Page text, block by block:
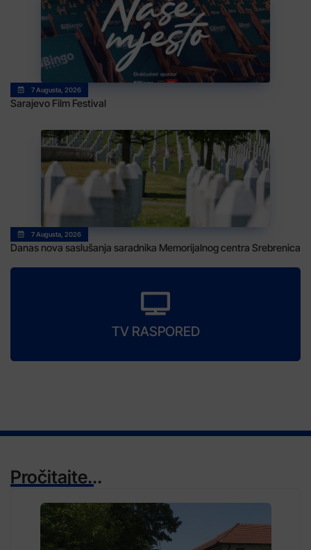
7 Augusta, 2026
Sarajevo Film Festival
7 Augusta, 2026
Danas nova saslušanja saradnika Memorijalnog centra Srebrenica
TV RASPORED
Pročitajte...